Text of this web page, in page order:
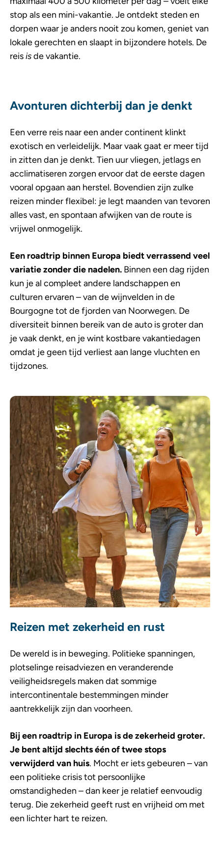
stop als een mini-vakantie. Je ontdekt steden en
dorpen waar je anders nooit zou komen, geniet van
lokale gerechten en slaapt in bijzondere hotels. De
reisisde vakantie.
Avonturen dichterbij dan je denkt
Een verre reis naar een ander continent klinkt
exotisch en verleidelijk. Maar vaak gaat er meer tijd
in zitten dan je denkt. Tien uur vliegen, jetlags en
acclimatiseren zorgen ervoor dat de eerste dagen
vooral opgaan aan herstel. Bovendien zijn zulke
reizen minder flexibel: je legt maanden van tevoren
alles vast, en spontaan afwijken van de route is
vrijwel onmogelijk.
Een roadtrip binnen Europa biedt verrassend veel
variatie zonder die nadelen. Binnen een dag rijden
kun je al compleet andere landschappen en
culturen ervaren – van de wijnvelden in de
Bourgogne tot de fjorden van Noorwegen. De
diversiteit binnen bereik van de auto is groter dan
je vaak denkt, en je wint kostbare vakantiedagen
omdat je geen tijd verliest aan lange vluchten en
tijdzones.
Reizen met zekerheid en rust
De wereld is in beweging. Politieke spanningen,
plotselinge reisadviezen en veranderende
veiligheidsregels maken dat sommige
intercontinentale bestemmingen minder
aantrekkelijk zijn dan voorheen.
Bij een roadtrip in Europa is de zekerheid groter.
Je bent altijd slechts één of twee stops
verwijderd van huis. Mocht er iets gebeuren – van
een politieke crisis tot persoonlijke
omstandigheden – dan keer je relatief eenvoudig
terug. Die zekerheid geeft rust en vrijheid om met
een lichter hart te reizen.